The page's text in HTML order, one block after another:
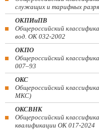
служащих и тарифных
ОКПИиПВ
Общероссийский
вод. ОК 032-2002
ОКПО
Общероссийский
007–93
ОКС
Общероссийский
МКС)
ОКСВНК
Общероссийский
квалификации ОК 017-2024